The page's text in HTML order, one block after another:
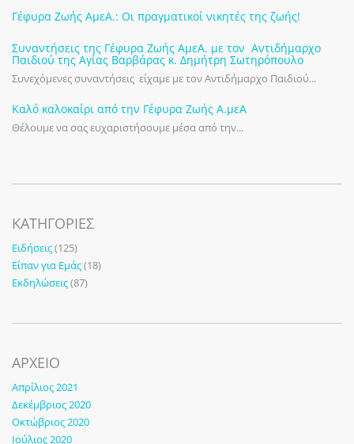
Γέφυρα Ζωής ΑμεΑ.: Οι πραγματικοί νικητές της ζωής!
Συναντήσεις της Γέφυρα Ζωής ΑμεΑ. με τον Αντιδήμαρχο
Παιδιού της Αγίας Βαρβάρας κ. Δημήτρη Σωτηρόπουλο
Συνεχόμενες συναντήσεις είχαμε με τον Αντιδήμαρχο Παιδιού...
Καλό καλοκαίρι από την Γέφυρα Ζωής Α.μεΑ
Θέλουμε να σας ευχαριστήσουμε μέσα από την...
KΑΤΗΓΟΡΊΕΣ
Ειδήσεις(125)
Είπαν για Εμάς(18)
Εκδηλώσεις(87)
ΑΡΧΕΙΟ
Απρίλιος 2021
Δεκέμβριος 2020
Οκτώβριος 2020
Ιούλιος 2020